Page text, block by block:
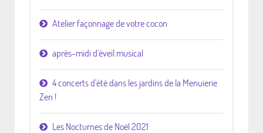
Atelier façonnage de votre cocon
après-midi d'éveil musical
4 concerts d'été dans les jardins de la Menuierie
Zen !
Les Nocturnes de Noël 2021